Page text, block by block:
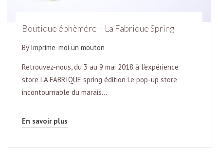
Boutique éphèmére – La Fabrique Spring
By Imprime-moi un mouton
Retrouvez-nous, du 3 au 9 mai 2018 à l’expérience
store LA FABRIQUE spring édition Le pop-up store
incontournable du marais…
En savoir plus